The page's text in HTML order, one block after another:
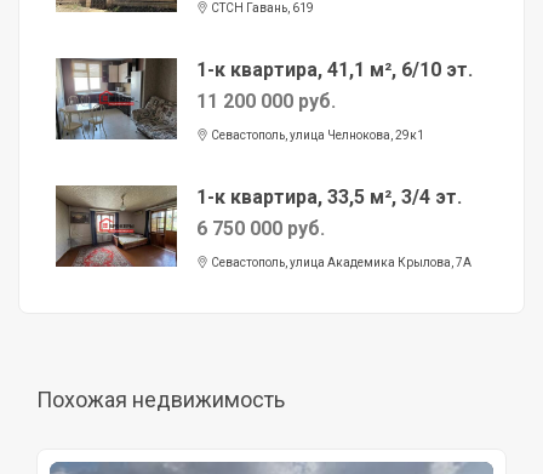
СТСН Гавань, 619
1-к квартира, 41,1 м², 6/10 эт.
11 200 000 руб.
Севастополь, улица Челнокова, 29к1
1-к квартира, 33,5 м², 3/4 эт.
6 750 000 руб.
Севастополь, улица Академика Крылова, 7А
Похожая недвижимость